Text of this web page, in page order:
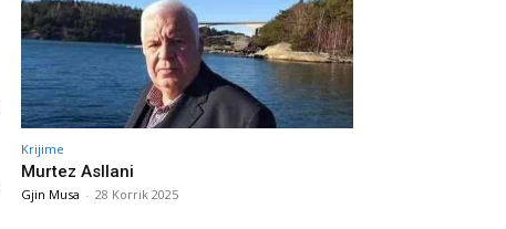
Krijime
Murtez Asllani
Gjin Musa - 28 Korrik 2025